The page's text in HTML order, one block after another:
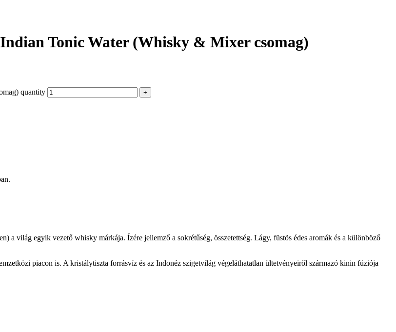
Tonic Water (Whisky & Mixer csomag)
quantity
a világ egyik vezető whisky márkája. Ízére jellemző a sokrétűség, összetettség. Lágy, füstös édes aromák és a különböző
piacon is. A kristálytiszta forrásvíz és az Indonéz szigetvilág végeláthatatlan ültetvényeiről származó kinin fúziója